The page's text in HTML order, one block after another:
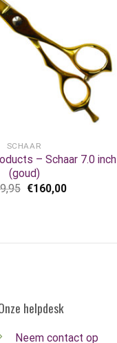
SCHAAR
– Schaar 7.0 inch
(goud)
€160,00
helpdesk
Neem contact op